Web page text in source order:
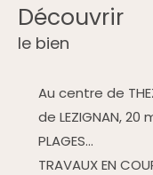
découvrir
le bien
Au centre de
de LEZIGNAN, 20
PLAGES...
TRAVAUX EN